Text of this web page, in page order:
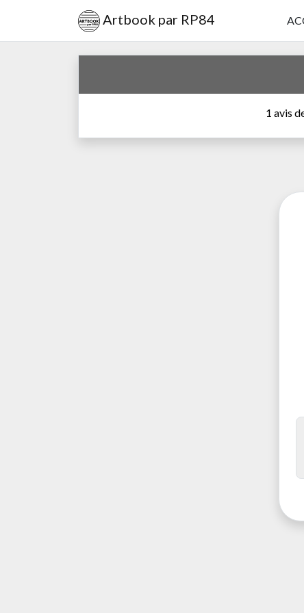
Artbook par RP84
1 avis